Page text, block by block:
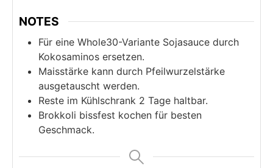
NOTES
Für eine Whole30-Variante Sojasauce durch
Kokosaminos ersetzen.
Maisstärke kann durch Pfeilwurzelstärke
ausgetauscht werden.
Reste im Kühlschrank 2 Tage haltbar.
Brokkoli bissfest kochen für besten
Geschmack.